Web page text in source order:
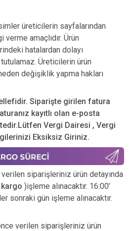
üreticilerin sayfalarından
verme amaçlıdır. Ürün
hatalardan dolayı
Üreticilerin ürün
değişiklik yapma hakları
Siparişte girilen fatura
kayıtlı olan e-posta
Vergi Dairesi , Vergi
Eksiksiz Giriniz.
verilen siparişleriniz ürün detayında
kargo )işleme alınacaktır. 16:00’
sonraki gün işleme alınacaktır.
verilen siparişleriniz ürün